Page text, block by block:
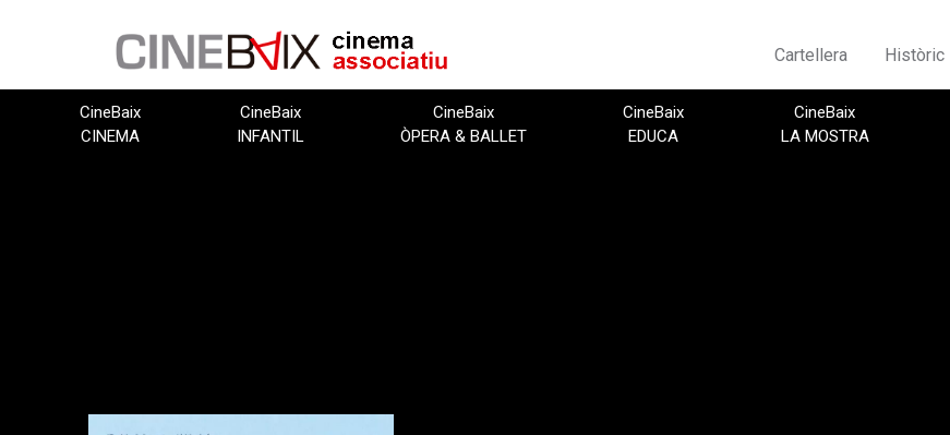
Cartellera Històric
CineBaix
CINEMA
CineBaix
INFANTIL
CineBaix
ÒPERA & BALLET
CineBaix
EDUCA
CineBaix
LA MOSTRA